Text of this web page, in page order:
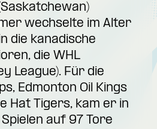
wechselte im Alter
die kanadische
die WHL
League). Für die
Edmonton Oil Kings
Hat Tigers, kam er in
auf 97 Tore